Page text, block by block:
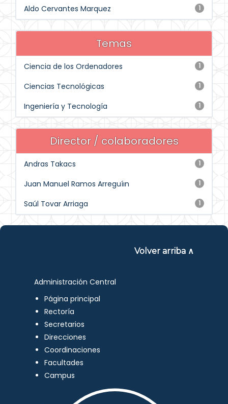
1
Aldo Cervantes Marquez
Temas
1
Ciencia de los Ordenadores
1
Ciencias Tecnológicas
1
Ingeniería y Tecnología
Director / colaboradores
1
Andras Takacs
1
Juan Manuel Ramos Arreguíın
1
Saúl Tovar Arriaga
Volver arriba ∧
Administración Central
Página principal
Rectoría
Secretarios
Direcciones
Coordinaciones
Facultades
Campus